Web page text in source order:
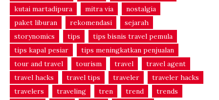
kutai martadipura
mitra via
nostalgia
paket liburan
rekomendasi
sejarah
storynomics
tips
tips bisnis travel pemula
tips kapal pesiar
tips meningkatkan penjualan
tour and travel
tourism travel
travel agent
travel hacks
travel tips traveler
traveler hacks
travelers
traveling tren trend
trends